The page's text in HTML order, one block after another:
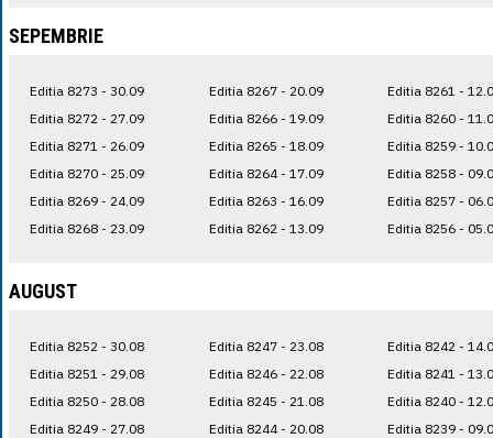
SEPEMBRIE
Editia 8273 - 30.09
Editia 8272 - 27.09
Editia 8271 - 26.09
Editia 8270 - 25.09
Editia 8269 - 24.09
Editia 8268 - 23.09
Editia 8267 - 20.09
Editia 8266 - 19.09
Editia 8265 - 18.09
Editia 8264 - 17.09
Editia 8263 - 16.09
Editia 8262 - 13.09
Editia 8261 -
Editia 8260 -
Editia 8259 -
Editia 8258 -
Editia 8257 -
Editia 8256 -
AUGUST
Editia 8252 - 30.08
Editia 8251 - 29.08
Editia 8250 - 28.08
Editia 8249 - 27.08
Editia 8247 - 23.08
Editia 8246 - 22.08
Editia 8245 - 21.08
Editia 8244 - 20.08
Editia 8242 -
Editia 8241 -
Editia 8240 -
Editia 8239 -